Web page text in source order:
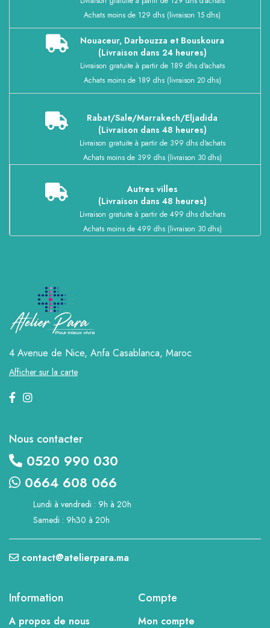
Achats moins de 129 dhs (livraison 15 dhs)
Nouaceur, Darbouzza et Bouskoura
(Livraison dans 24 heures)
Livraison gratuite à partir de 189 dhs d'achats
Achats moins de 189 dhs (livraison 20 dhs)
Rabat/Sale/Marrakech/Eljadida
(Livraison dans 48 heures)
Livraison gratuite à partir de 399 dhs d'achats
Achats moins de 399 dhs (livraison 30 dhs)
Autres villes
(Livraison dans 48 heures)
Livraison gratuite à partir de 499 dhs d'achats
Achats moins de 499 dhs (livraison 30 dhs)
4 Avenue de Nice, Anfa Casablanca, Maroc
Afficher sur la carte
Nous contacter
0520 990 030
0664 608 066
Lundi à vendredi : 9h à 20h
Samedi : 9h30 à 20h
contact@atelierpara.ma
Information
A propos de nous
Compte
Mon compte